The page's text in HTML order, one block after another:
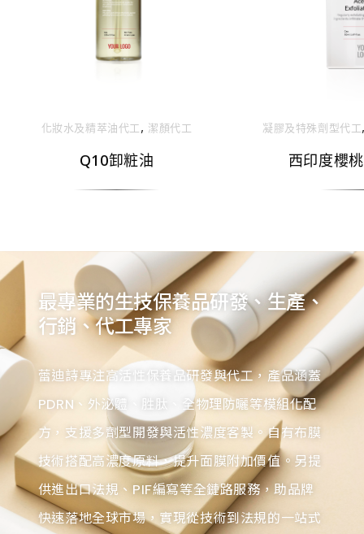
化妝⽔及精萃油代⼯, 潔顏代工
Q10卸粧油
凝膠及特殊劑型代⼯
西印度櫻
最專業的生技保養品研發、生產、
行銷、代工專家
蕾迪詩專注高活性保養品研發與代工，產品涵蓋
PDRN、外泌體、胜肽、全物理防曬等模組化配
方，支援多劑型開發與活性濃度客製。自有布膜
技術搭配高濃度原料，提升面膜附加價值。另提
供進出口法規、PIF編寫等全鏈路服務，助品牌
快速落地全球市場，實現從技術到法規的一站式